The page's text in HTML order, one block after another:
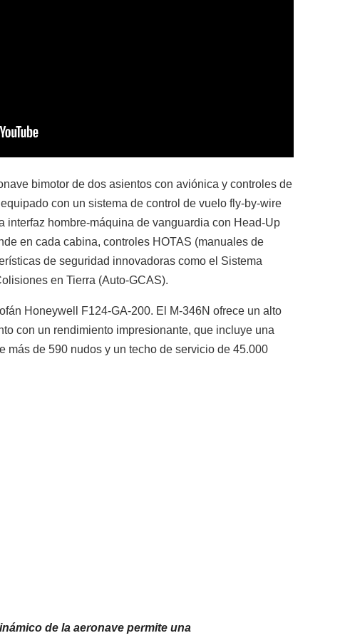
bimotor de dos asientos con aviónica y controles de
con un sistema de control de vuelo fly-by-wire
interfaz hombre-máquina de vanguardia con Head-Up
en cada cabina, controles HOTAS (manuales de
de seguridad innovadoras como el Sistema
en Tierra (Auto-GCAS).
Honeywell F124-GA-200. El M-346N ofrece un alto
con un rendimiento impresionante, que incluye una
más de 590 nudos y un techo de servicio de 45.000
de la aeronave permite una